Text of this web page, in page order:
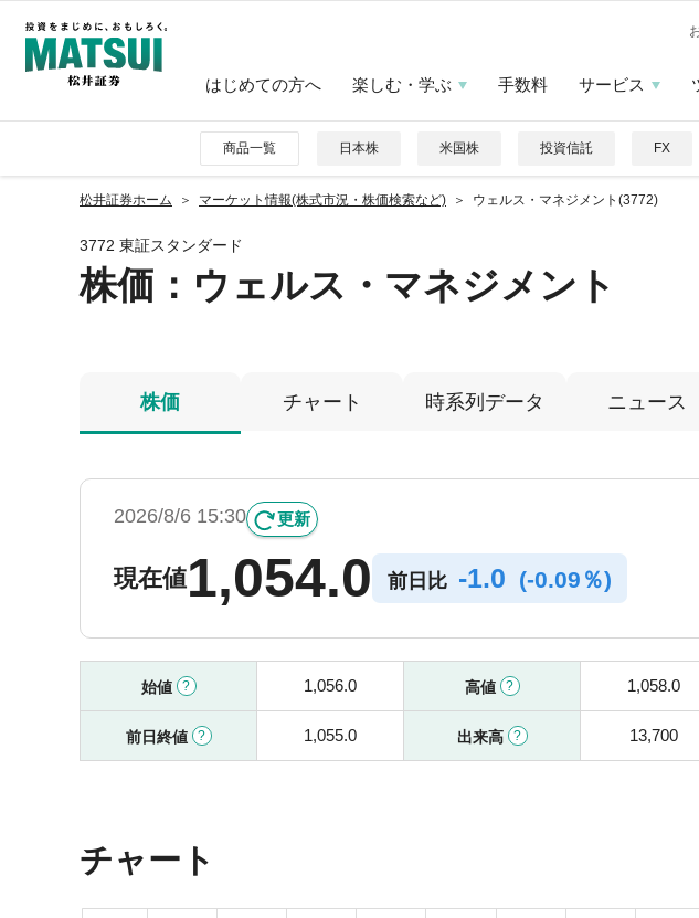
はじめての方へ 楽しむ・学ぶ 手数料 サービス
商品一覧 日本株 米国株 投資信託 FX
松井証券ホーム マーケット情報(株式市況・株価検索など) ウェルス・マネジメント(3772)
3772 東証スタンダード
株価 ：ウェルス・マネジメント
株価 チャート 時系列データ ニュース
2026/8/6 15:30 更新
現在値1,054.0 前日比 -1.0 (-0.09％)
始値 1,056.0 高値 1,058.0
前日終値 1,055.0 出来高 13,700
チャート